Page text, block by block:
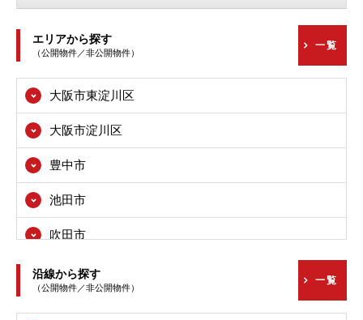
エリアから探す
（公開物件／非公開物件）
一覧
大阪市東淀川区
大阪市淀川区
豊中市
池田市
吹田市
高槻市
沿線から探す
（公開物件／非公開物件）
一覧